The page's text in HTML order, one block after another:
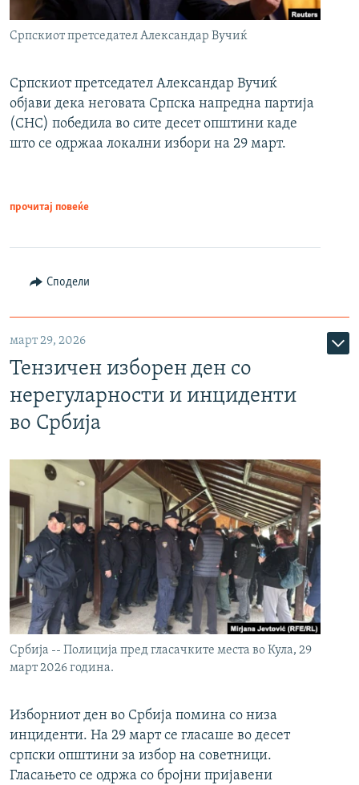
Српскиот претседател Александар Вучиќ
Српскиот претседател Александар Вучиќ
објави дека неговата Српска напредна партија
(СНС) победила во сите десет општини каде
што се одржаа локални избори на 29 март.
прочитај повеќе
Сподели
март 29, 2026
Тензичен изборен ден со
нерегуларности и инциденти
во Србија
Србија -- Полиција пред гласачките места во Кула, 29
март 2026 година.
Изборниот ден во Србија помина со низа
инциденти. На 29 март се гласаше во десет
српски општини за избор на советници.
Гласањето се одржа со бројни пријавени